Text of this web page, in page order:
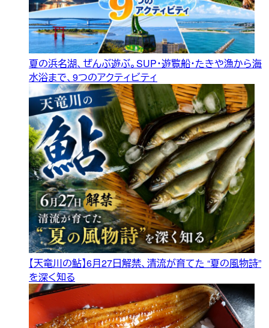
夏の浜名湖、ぜんぶ遊ぶ。SUP・遊覧船・たきや漁から海
水浴まで、9つのアクティビティ
【天竜川の鮎】6月27日解禁、清流が育てた “夏の風物詩”
を深く知る